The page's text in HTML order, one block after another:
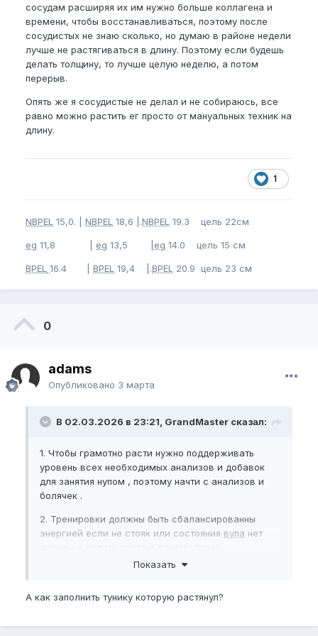
сосудам расширяя их им нужно больше коллагена и
времени, чтобы восстанавливаться, поэтому после
сосудистых не знаю сколько, но думаю в районе недели
лучше не растягиваться в длину. Поэтому если будешь
делать толщину, то лучше целую неделю, а потом
перерыв.
Опять же я сосудистые не делал и не собираюсь, все
равно можно растить ег просто от мануальных техник на
длину.
1
NBPEL 15,0. | NBPEL 18,6 |.NBPEL 19.3 цель 22см
eg 11,8 | eg 13,5 | eg 14.0 цель 15 см
BPEL 16.4 | BPEL 19,4 |.BPEL 20.9 цель 23 см
0
adams
Опубликовано 3 марта
В 02.03.2026 в 23:21, GrandMaster сказал:
1. Чтобы грамотно расти нужно поддерживать
уровень всех необходимых анализов и добавок
для занятия нупом , поэтому начти с анализов и
болячек .
2. Тренировки должны быть сбалансированны
энергией если не стояк или состояния вупа нет
жиров желательно ростительных и максимально
Показать
А как заполнить тунику которую растянул?